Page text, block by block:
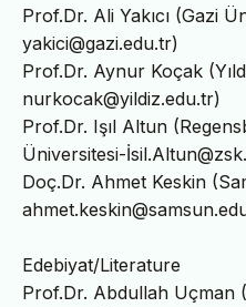
Prof.Dr. Ali Yakıcı (Gazi
yakici@gazi.edu.tr)
Prof.Dr. Aynur Koçak
nurkocak@yildiz.edu.tr)
Prof.Dr. Işıl Altun
Üniversitesi-
Doç.Dr. Ahmet Keskin
Edebiyat/Literature
Prof.Dr. Abdullah Uçman